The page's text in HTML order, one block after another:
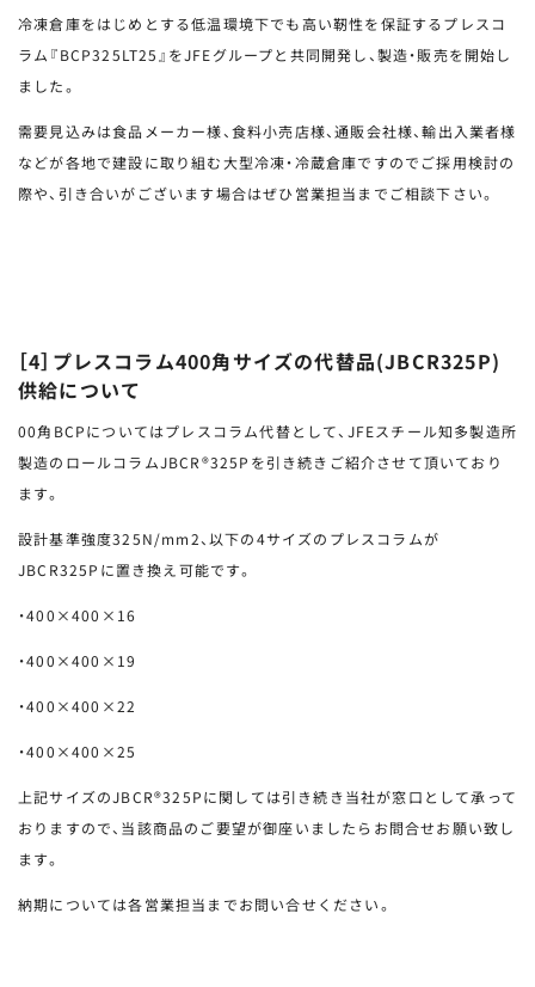
冷凍倉庫をはじめとする低温環境下でも高い靭性を保証するプレスコ
ラム『BCP325LT25』をJFEグループと共同開発し、製造・販売を開始し
ました。
需要見込みは食品メーカー様、食料小売店様、通販会社様、輸出入業者様
などが各地で建設に取り組む大型冷凍・冷蔵倉庫ですのでご採用検討の
際や、引き合いがございます場合はぜひ営業担当までご相談下さい。
［4］プレスコラム400角サイズの代替品(JBCR325P)
供給について
00角BCPについてはプレスコラム代替として、JFEスチール知多製造所
製造のロールコラムJBCR®325Pを引き続きご紹介させて頂いており
ます。
設計基準強度325N/mm2、以下の4サイズのプレスコラムが
JBCR325Pに置き換え可能です。
・400×400×16
・400×400×19
・400×400×22
・400×400×25
上記サイズのJBCR®325Pに関しては引き続き当社が窓口として承って
おりますので、当該商品のご要望が御座いましたらお問合せお願い致し
ます。
納期については各営業担当までお問い合せください。